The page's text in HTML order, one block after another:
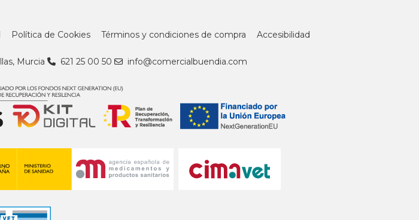
Política de Cookies Términos y condiciones de compra Accesibilidad
Murcia 621 25 00 50 info@comercialbuendia.com